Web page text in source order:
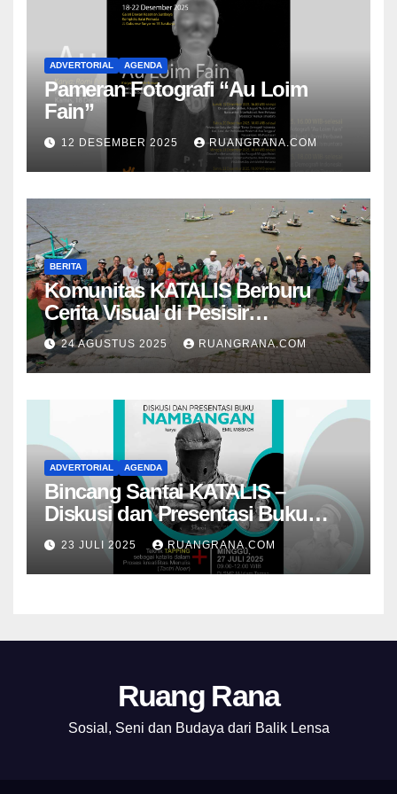
ADVERTORIAL AGENDA
Pameran Fotografi “Au Loim
Fain”
12 DESEMBER 2025 RUANGRANA.COM
BERITA
Komunitas KATALIS Berburu
Cerita Visual di Pesisir
Nambangan
24 AGUSTUS 2025 RUANGRANA.COM
ADVERTORIAL AGENDA
Bincang Santai KATALIS –
Diskusi dan Presentasi Buku
Foto Nambangan
23 JULI 2025 RUANGRANA.COM
Ruang Rana
Sosial, Seni dan Budaya dari Balik Lensa